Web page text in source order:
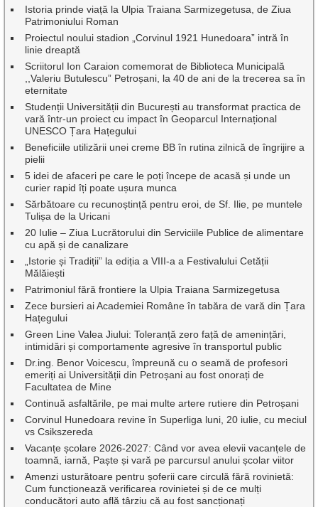
Istoria prinde viață la Ulpia Traiana Sarmizegetusa, de Ziua
Patrimoniului Roman
Proiectul noului stadion „Corvinul 1921 Hunedoara” intră în
linie dreaptă
Scriitorul Ion Caraion comemorat de Biblioteca Municipală
,,Valeriu Butulescu” Petroșani, la 40 de ani de la trecerea sa în
eternitate
Studenții Universității din București au transformat practica de
vară într-un proiect cu impact în Geoparcul Internațional
UNESCO Țara Hațegului
Beneficiile utilizării unei creme BB în rutina zilnică de îngrijire a
pielii
5 idei de afaceri pe care le poți începe de acasă și unde un
curier rapid îți poate ușura munca
Sărbătoare cu recunoștință pentru eroi, de Sf. Ilie, pe muntele
Tulișa de la Uricani
20 Iulie – Ziua Lucrătorului din Serviciile Publice de alimentare
cu apă și de canalizare
„Istorie și Tradiții” la ediția a VIII-a a Festivalului Cetății
Mălăiești
Patrimoniul fără frontiere la Ulpia Traiana Sarmizegetusa
Zece bursieri ai Academiei Române în tabăra de vară din Țara
Hațegului
Green Line Valea Jiului: Toleranță zero față de amenințări,
intimidări și comportamente agresive în transportul public
Dr.ing. Benor Voicescu, împreună cu o seamă de profesori
emeriți ai Universității din Petroșani au fost onorați de
Facultatea de Mine
Continuă asfaltările, pe mai multe artere rutiere din Petroșani
Corvinul Hunedoara revine în Superliga luni, 20 iulie, cu meciul
vs Csikszereda
Vacanțe școlare 2026-2027: Când vor avea elevii vacanțele de
toamnă, iarnă, Paște și vară pe parcursul anului școlar viitor
Amenzi usturătoare pentru șoferii care circulă fără rovinietă:
Cum funcționează verificarea rovinietei și de ce mulți
conducători auto află târziu că au fost sancționați